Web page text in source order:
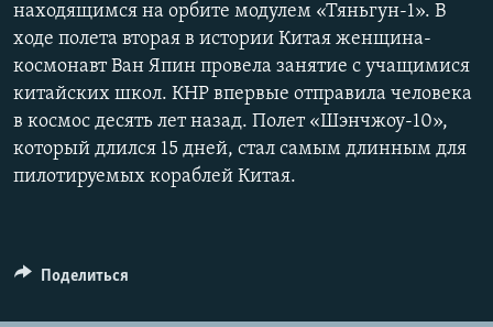
находящимся на орбите модулем «Тяньгун-1». В
ходе полета вторая в истории Китая женщина-
космонавт Ван Япин провела занятие с учащимися
китайских школ. КНР впервые отправила человека
в космос десять лет назад. Полет «Шэнчжоу-10»,
который длился 15 дней, стал самым длинным для
пилотируемых кораблей Китая.
Поделиться